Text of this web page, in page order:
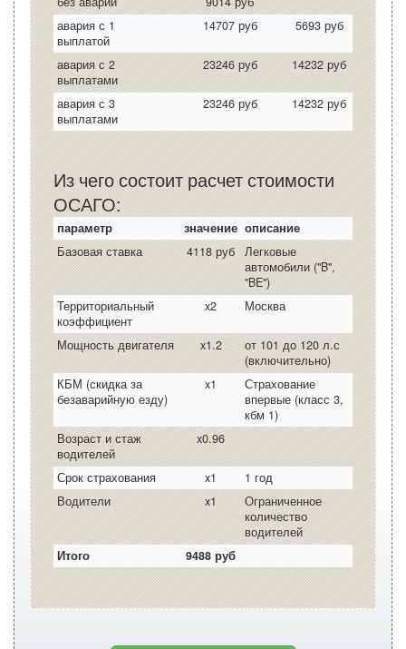
авария с 1
выплатой
14707 руб 5693 руб
авария с 2
выплатами
23246 руб 14232 руб
авария с 3
выплатами
23246 руб 14232 руб
Из чего состоит расчет стоимости
ОСАГО:
параметр значение описание
Базовая ставка
4118 руб
Легковые
автомобили ("B",
"BE")
Территориальный
коэффициент
x2 Москва
Мощность двигателя x1.2
от 101 до 120 л.с
(включительно)
КБМ (скидка за
безаварийную езду)
x1
Страхование
впервые (класс 3,
кбм 1)
Возраст и стаж
водителей
x0.96
Срок страхования x1
1 год
Водители
x1
Ограниченное
количество
водителей
Итого
9488 руб